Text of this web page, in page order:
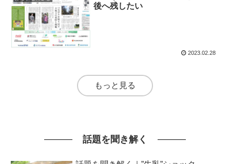
後へ残したい
2023.02.28
もっと見る
話題を聞き解く